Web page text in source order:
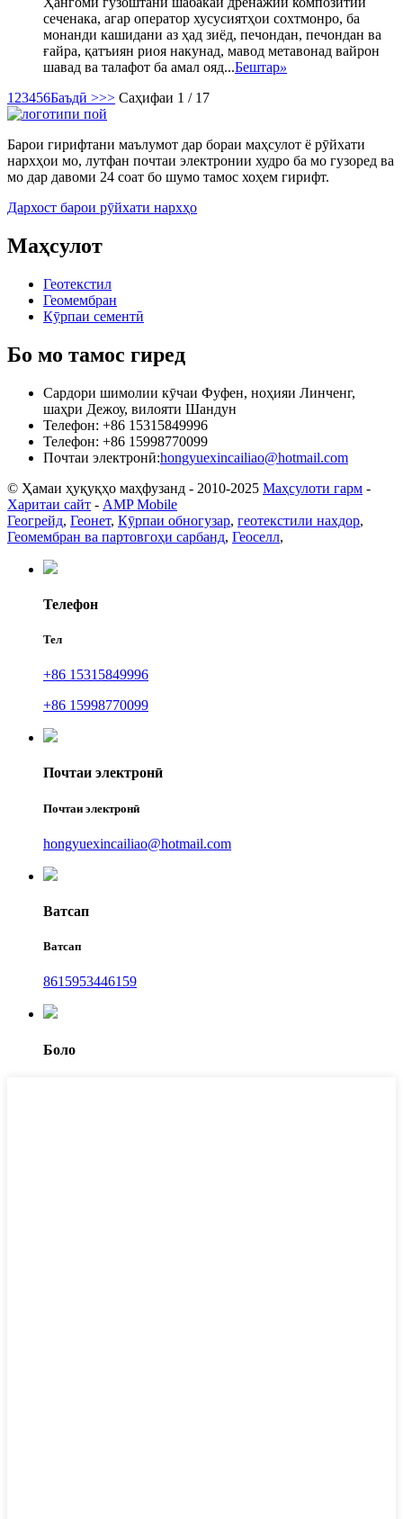
сеченака, агар оператор хусусиятҳои сохтмонро, ба
монанди кашидани аз ҳад зиёд, печондан, печондан ва
ғайра, қатъиян риоя накунад, мавод метавонад вайрон
шавад ва талафот ба амал ояд...Бештар»
1 23456Баъдӣ >>> Саҳифаи 1 / 17
Барои гирифтани маълумот дар бораи маҳсулот ё рӯйхати
нархҳои мо, лутфан почтаи электронии худро ба мо гузоред ва
мо дар давоми 24 соат бо шумо тамос хоҳем гирифт.
Дархост барои рӯйхати нархҳо
Маҳсулот
Геотекстил
Геомембран
Кӯрпаи сементӣ
Бо мо тамос гиред
Сардори шимолии кӯчаи Фуфен, ноҳияи Линченг,
шаҳри Дежоу, вилояти Шандун
Телефон: +86 15315849996
Телефон: +86 15998770099
Почтаи электронӣ:hongyuexincailiao@hotmail.com
© Ҳамаи ҳуқуқҳо маҳфузанд - 2010-2025 Маҳсулоти гарм -
Харитаи сайт - AMP Mobile
Геогрейд, Геонет, Кӯрпаи обногузар, геотекстили нахдор,
Геомембран ва партовгоҳи сарбанд, Геоселл,
Телефон
Тел
+86 15315849996
+86 15998770099
Почтаи электронӣ
Почтаи электронӣ
hongyuexincailiao@hotmail.com
Ватсап
Ватсап
8615953446159
Боло